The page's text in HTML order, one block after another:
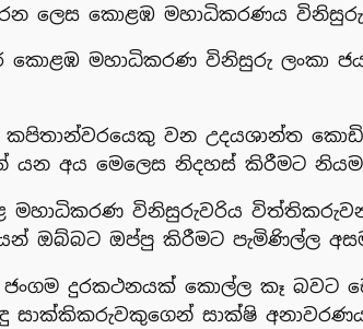
ලෙස කොළඹ මහාධිකරණය
කොළඹ මහාධිකරණ විනිසුරු ලංකා
කපිතාන්වරයෙකු වන උදයශාන්ත
යන අය මෙලෙස නිදහස් කිරීමට
මහාධිකරණ විනිසුරුවරිය
ඔබ්බට ඔප්පු කිරීමට පැමිණිල්ල
දුරකථනයක් කොල්ල කෑ බවට
සාක්කිකරුවකුගෙන් සාක්ෂි